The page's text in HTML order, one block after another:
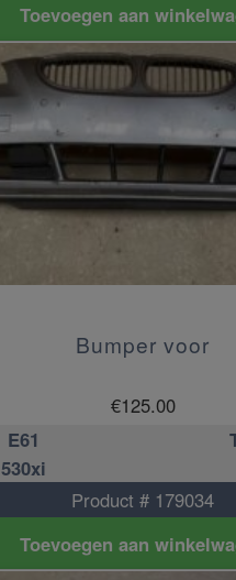
Toevoegen aan
Bumper voor
€125.00
E61
530xi
Product # 179034
Toevoegen aan